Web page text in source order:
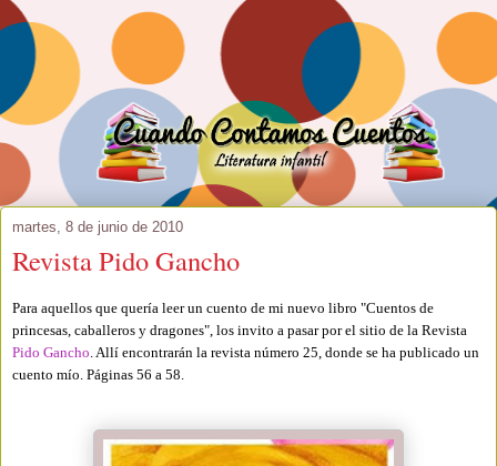
martes, 8 de junio de 2010
Revista Pido Gancho
Para aquellos que quería leer un cuento de mi nuevo libro "Cuentos de
princesas, caballeros y dragones", los invito a pasar por el sitio de la Revista
Pido Gancho . Allí encontrarán la revista número 25, donde se ha publicado un
cuento mío. Páginas 56 a 58.